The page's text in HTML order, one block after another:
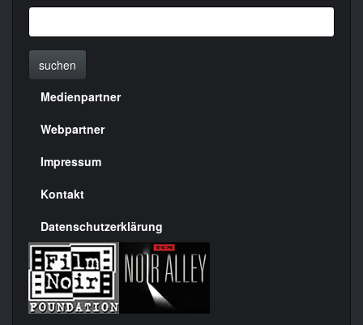
suchen
Menülinks
rechte
Seite
Medienpartner
Webpartner
Impressum
Kontakt
Datenschutzerklärung